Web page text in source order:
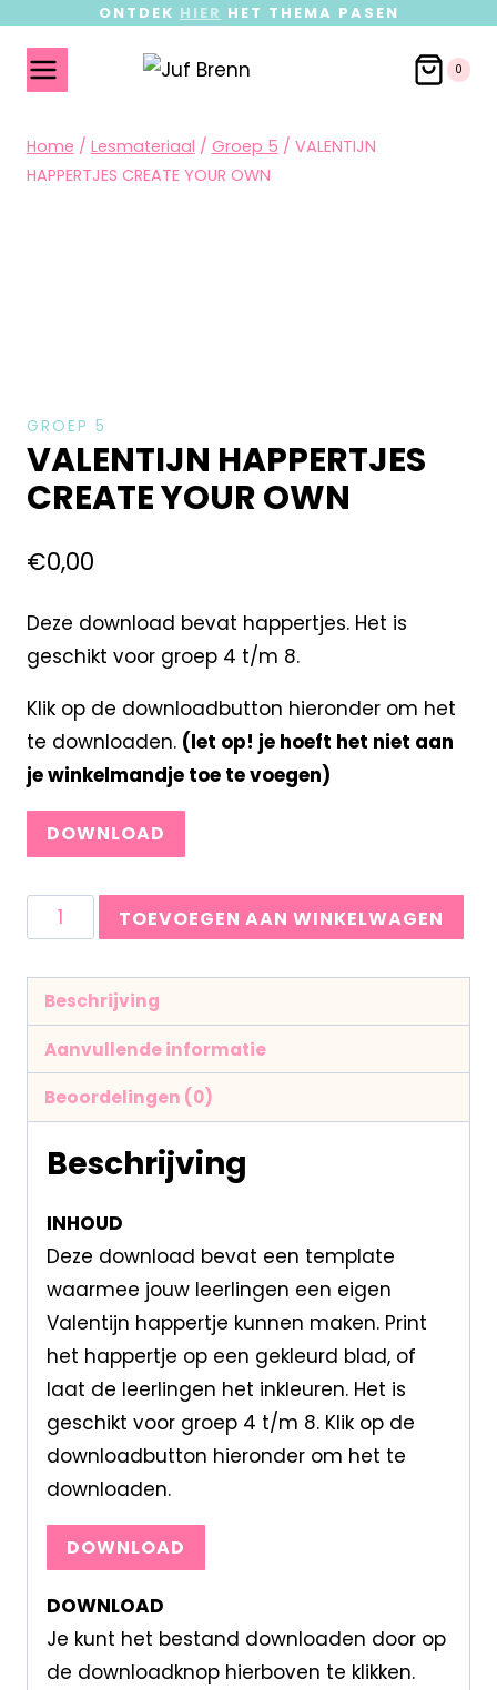
ONTDEK HIER HET THEMA PASEN
0
Home / Lesmateriaal / Groep 5 / VALENTIJN
HAPPERTJES CREATE YOUR OWN
GROEP 5
VALENTIJN HAPPERTJES
CREATE YOUR OWN
€0,00
Deze download bevat happertjes. Het is
geschikt voor groep 4 t/m 8.
Klik op de downloadbutton hieronder om het
te downloaden. (let op! je hoeft het niet aan
je winkelmandje toe te voegen)
DOWNLOAD
TOEVOEGEN AAN WINKELWAGEN
Beschrijving
Aanvullende informatie
Beoordelingen (0)
Beschrijving
INHOUD
Deze download bevat een template
waarmee jouw leerlingen een eigen
Valentijn happertje kunnen maken. Print
het happertje op een gekleurd blad, of
laat de leerlingen het inkleuren. Het is
geschikt voor groep 4 t/m 8. Klik op de
downloadbutton hieronder om het te
downloaden.
DOWNLOAD
DOWNLOAD
Je kunt het bestand downloaden door op
de downloadknop hierboven te klikken.